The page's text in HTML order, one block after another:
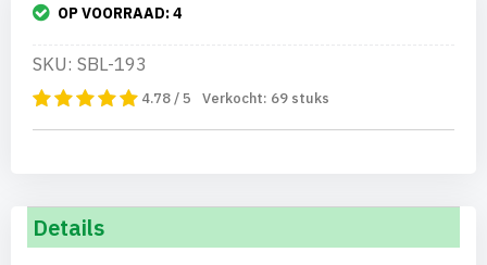
OP VOORRAAD:4
SKU: SBL-193
4.78 / 5 Verkocht: 69 stuks
Details